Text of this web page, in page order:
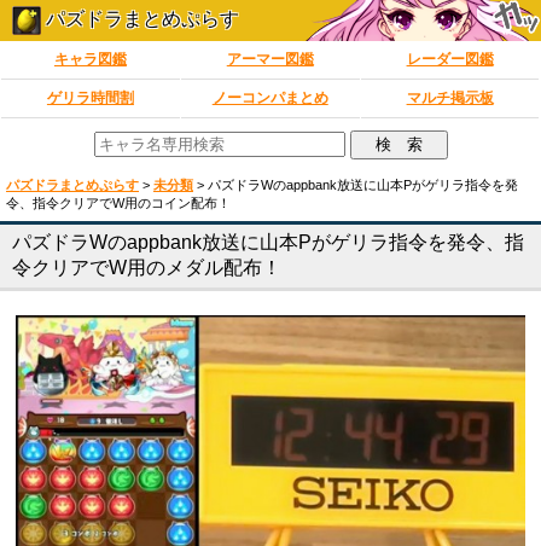
パズドラまとめぷらす
キャラ図鑑 アーマー図鑑 レーダー図鑑
ゲリラ時間割 ノーコンパまとめ マルチ掲示板
パズドラまとめぷらす > 未分類 > パズドラWのappbank放送に山本Pがゲリラ指令を発
令、指令クリアでW用のコイン配布！
パズドラWのappbank放送に山本Pがゲリラ指令を発令、指
令クリアでW用のメダル配布！